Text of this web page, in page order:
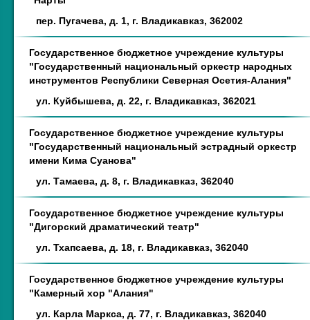
пер. Пугачева, д. 1, г. Владикавказ, 362002
Государственное бюджетное учреждение культуры
"Государственный национальный оркестр народных
инструментов Республики Северная Осетия-Алания"
ул. Куйбышева, д. 22, г. Владикавказ, 362021
Государственное бюджетное учреждение культуры
"Государственный национальный эстрадный оркестр
имени Кима Суанова"
ул. Тамаева, д. 8, г. Владикавказ, 362040
Государственное бюджетное учреждение культуры
"Дигорский драматический театр"
ул. Тхапсаева, д. 18, г. Владикавказ, 362040
Государственное бюджетное учреждение культуры
"Камерный хор "Алания"
ул. Карла Маркса, д. 77, г. Владикавказ, 362040